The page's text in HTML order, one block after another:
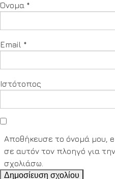
Όνομα *
Email *
Ιστότοπος
Αποθήκευσε το όνομά μου,
σε αυτόν τον πλοηγό για
σχολιάσω.